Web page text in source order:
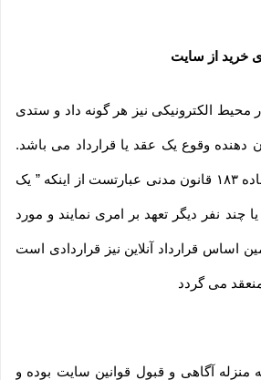
خرید از سایت
محیط الکترونیکی نیز هر گونه داد و ستدی
دهنده وقوع یک عقد یا قرارداد می باشد.
عقد یا قرارداد مطابق ماده ۱۸۳ قانون مدنی عبارتست از اینکه ” یک
چند نفر دیگر تعهد بر امری نمایند و مورد
اساس قرارداد آنلاین نیز قراردادی است
می گردد
آگاهی و قبول قوانین سایت بوده و